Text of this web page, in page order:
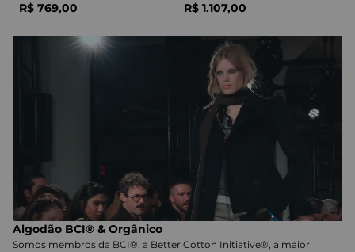
R$ 769,00 R$ 1.107,00
Algodão BCI® & Orgânico
Somos membros da BCI®, a Better Cotton Initiative®, a maior